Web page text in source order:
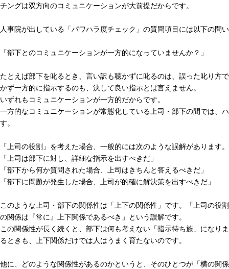
チングは双方向のコミュニケーションが大前提だからです。
人事院が出している「パワハラ度チェック」の質問項目には以下の問
「部下とのコミュニケーションが一方的になっていませんか？」
たとえば部下を叱るとき、言い訳も聴かずに叱るのは、誤った叱り方
かず一方的に指示するのも、決して良い指示とは言えません。
いずれもコミュニケーションが一方的だからです。
一方的なコミュニケーションが常態化している上司・部下の間では、
す。
「上司の役割」を考えた場合、一般的には次のような誤解があります。
「上司は部下に対し、詳細な指示を出すべきだ」
「部下から何か質問された場合、上司はきちんと答えるべきだ」
「部下に問題が発生した場合、上司が的確に解決策を出すべきだ」
このような上司・部下の関係性は「上下の関係性」です。「上司の役
の関係は『常に』上下関係であるべき」という誤解です。
この関係性が長く続くと、部下は何も考えない「指示待ち族」になり
るときも、上下関係だけでは人はうまく育たないのです。
他に、どのような関係性があるのかというと、そのひとつが「横の関